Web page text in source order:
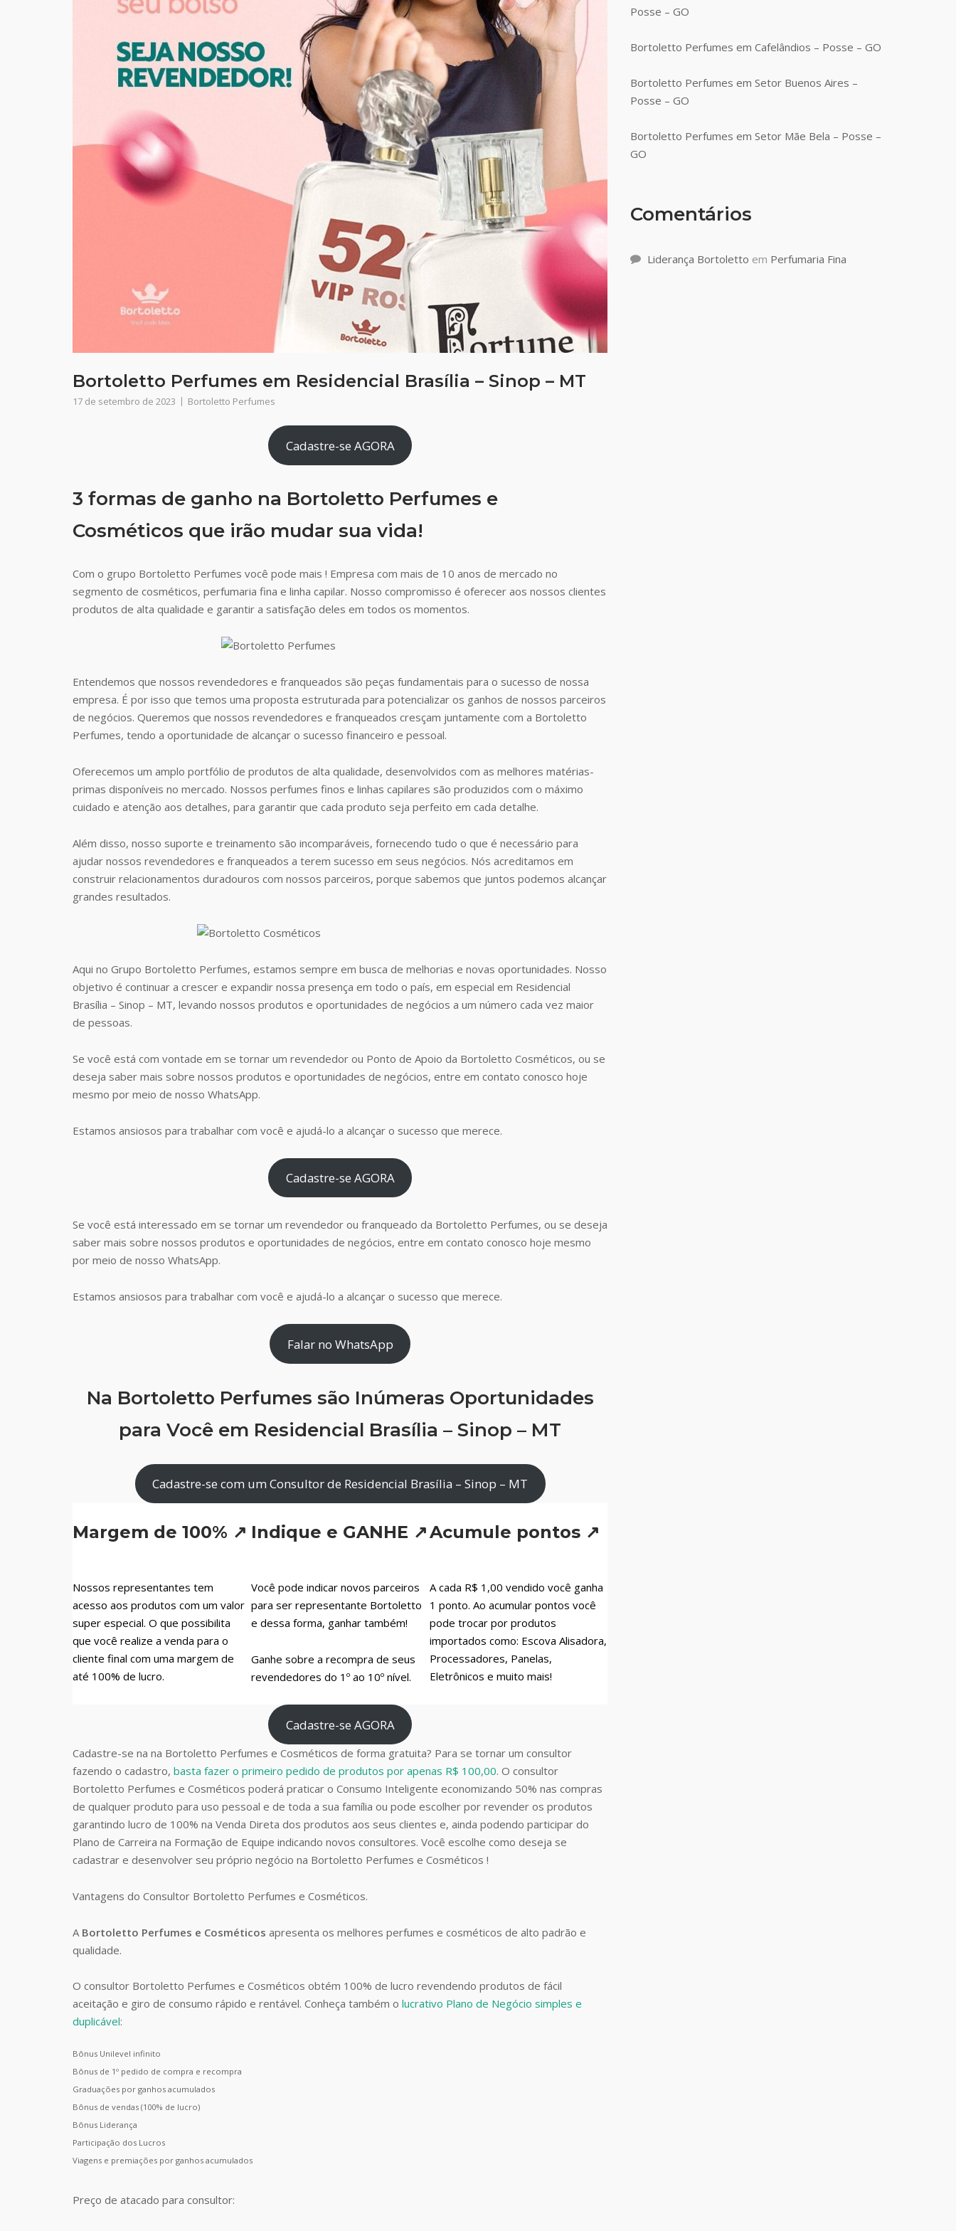
Bortoletto Perfumes em Residencial Brasília – Sinop – MT
17 de setembro de 2023 Bortoletto Perfumes
Cadastre-se AGORA
3 formas de ganho na Bortoletto Perfumes e
Cosméticos que irão mudar sua vida!
Com o grupo Bortoletto Perfumes você pode mais ! Empresa com mais de 10 anos de mercado no
segmento de cosméticos, perfumaria fina e linha capilar. Nosso compromisso é oferecer aos nossos clientes
produtos de alta qualidade e garantir a satisfação deles em todos os momentos.
Entendemos que nossos revendedores e franqueados são peças fundamentais para o sucesso de nossa
empresa. É por isso que temos uma proposta estruturada para potencializar os ganhos de nossos parceiros
de negócios. Queremos que nossos revendedores e franqueados cresçam juntamente com a Bortoletto
Perfumes, tendo a oportunidade de alcançar o sucesso financeiro e pessoal.
Oferecemos um amplo portfólio de produtos de alta qualidade, desenvolvidos com as melhores matérias-
primas disponíveis no mercado. Nossos perfumes finos e linhas capilares são produzidos com o máximo
cuidado e atenção aos detalhes, para garantir que cada produto seja perfeito em cada detalhe.
Além disso, nosso suporte e treinamento são incomparáveis, fornecendo tudo o que é necessário para
ajudar nossos revendedores e franqueados a terem sucesso em seus negócios. Nós acreditamos em
construir relacionamentos duradouros com nossos parceiros, porque sabemos que juntos podemos alcançar
grandes resultados.
Aqui no Grupo Bortoletto Perfumes, estamos sempre em busca de melhorias e novas oportunidades. Nosso
objetivo é continuar a crescer e expandir nossa presença em todo o país, em especial em Residencial
Brasília – Sinop – MT, levando nossos produtos e oportunidades de negócios a um número cada vez maior
de pessoas.
Se você está com vontade em se tornar um revendedor ou Ponto de Apoio da Bortoletto Cosméticos, ou se
deseja saber mais sobre nossos produtos e oportunidades de negócios, entre em contato conosco hoje
mesmo por meio de nosso WhatsApp.
Estamos ansiosos para trabalhar com você e ajudá-lo a alcançar o sucesso que merece.
Cadastre-se AGORA
Se você está interessado em se tornar um revendedor ou franqueado da Bortoletto Perfumes, ou se deseja
saber mais sobre nossos produtos e oportunidades de negócios, entre em contato conosco hoje mesmo
por meio de nosso WhatsApp.
Estamos ansiosos para trabalhar com você e ajudá-lo a alcançar o sucesso que merece.
Falar no WhatsApp
Na Bortoletto Perfumes são Inúmeras Oportunidades
para Você em Residencial Brasília – Sinop – MT
Cadastre-se com um Consultor de Residencial Brasília – Sinop – MT
Margem de 100% ↗
Nossos representantes tem
acesso aos produtos com um valor
super especial. O que possibilita
que você realize a venda para o
cliente final com uma margem de
até 100% de lucro.
Indique e GANHE ↗
Você pode indicar novos parceiros
para ser representante Bortoletto
e dessa forma, ganhar também!
Ganhe sobre a recompra de seus
revendedores do 1º ao 10º nível.
Acumule pontos ↗
A cada R$ 1,00 vendido você ganha
1 ponto. Ao acumular pontos você
pode trocar por produtos
importados como: Escova Alisadora,
Processadores, Panelas,
Eletrônicos e muito mais!
Cadastre-se AGORA
Cadastre-se na na Bortoletto Perfumes e Cosméticos de forma gratuita? Para se tornar um consultor
fazendo o cadastro, basta fazer o primeiro pedido de produtos por apenas R$ 100,00. O consultor
Bortoletto Perfumes e Cosméticos poderá praticar o Consumo Inteligente economizando 50% nas compras
de qualquer produto para uso pessoal e de toda a sua família ou pode escolher por revender os produtos
garantindo lucro de 100% na Venda Direta dos produtos aos seus clientes e, ainda podendo participar do
Plano de Carreira na Formação de Equipe indicando novos consultores. Você escolhe como deseja se
cadastrar e desenvolver seu próprio negócio na Bortoletto Perfumes e Cosméticos !
Vantagens do Consultor Bortoletto Perfumes e Cosméticos.
A Bortoletto Perfumes e Cosméticos apresenta os melhores perfumes e cosméticos de alto padrão e
qualidade.
O consultor Bortoletto Perfumes e Cosméticos obtém 100% de lucro revendendo produtos de fácil
aceitação e giro de consumo rápido e rentável. Conheça também o lucrativo Plano de Negócio simples e
duplicável:
Bônus Unilevel infinito
Bônus de 1º pedido de compra e recompra
Graduações por ganhos acumulados
Bônus de vendas (100% de lucro)
Bônus Liderança
Participação dos Lucros
Viagens e premiações por ganhos acumulados
Preço de atacado para consultor:
Posse – GO
Bortoletto Perfumes em Cafelândios – Posse – GO
Bortoletto Perfumes em Setor Buenos Aires –
Posse – GO
Bortoletto Perfumes em Setor Mãe Bela – Posse –
GO
Comentários
Liderança Bortoletto em Perfumaria Fina